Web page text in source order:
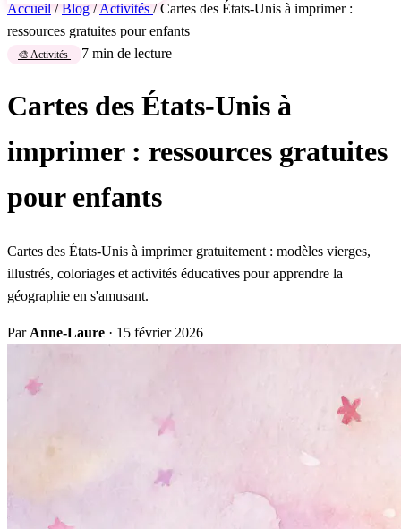
Accueil / Blog /Activités/ Cartes des États-Unis à imprimer :
ressources gratuites pour enfants
🎨 Activités 7 min de lecture
Cartes des États-Unis à
imprimer : ressources gratuites
pour enfants
Cartes des États-Unis à imprimer gratuitement : modèles vierges,
illustrés, coloriages et activités éducatives pour apprendre la
géographie en s'amusant.
Par Anne-Laure · 15 février 2026